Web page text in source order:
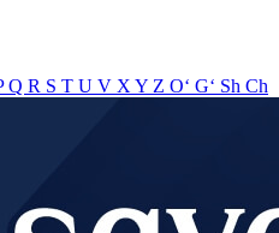
Q R S T U V X Y Z O‘ G‘ Sh Ch